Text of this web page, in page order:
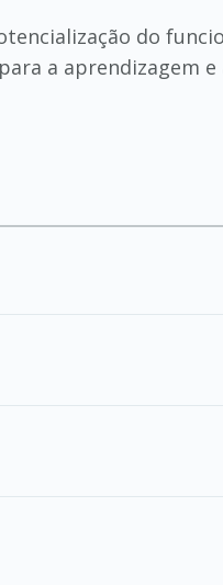
do
a aprendizagem